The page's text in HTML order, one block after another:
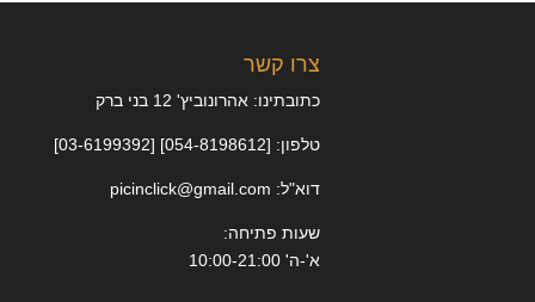
צרו קשר
כתובתינו: אהרונוביץ' 12 בני ברק
טלפון: [054-8198612] [03-6199392]
דוא"ל: picinclick@gmail.com
שעות פתיחה:
א'-ה' 10:00-21:00